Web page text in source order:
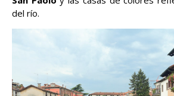
del río.